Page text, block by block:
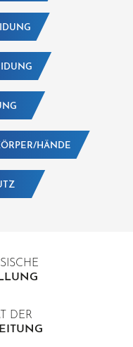
HÄNDE
DER